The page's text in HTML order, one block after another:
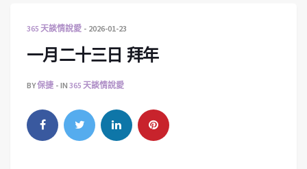
365 天談情說愛 2026-01-23
一月二十三日 拜年
BY保捷 IN 365 天談情說愛